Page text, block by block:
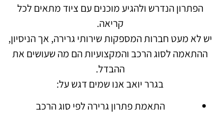
הפתרון הנדרש ולהגיע מוכנים עם ציוד מתאים לכל
קריאה.
יש לא מעט חברות המספקות שירותי גרירה, אך הניסיון,
ההתאמה לסוג הרכב והמקצועיות הם מה שעושים את
ההבדל.
בגרר יואב אנו שמים דגש על:
התאמת פתרון גרירה לפי סוג הרכב